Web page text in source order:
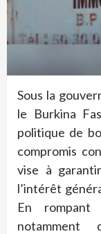
Sous la
le Burkina
politique de
compromis
vise à
l’intérêt
En rompant